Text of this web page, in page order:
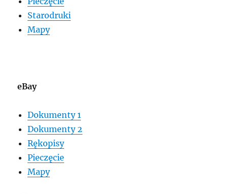
Starodruki
Mapy
eBay
Dokumenty 1
Dokumenty 2
Rękopisy
Pieczęcie
Mapy